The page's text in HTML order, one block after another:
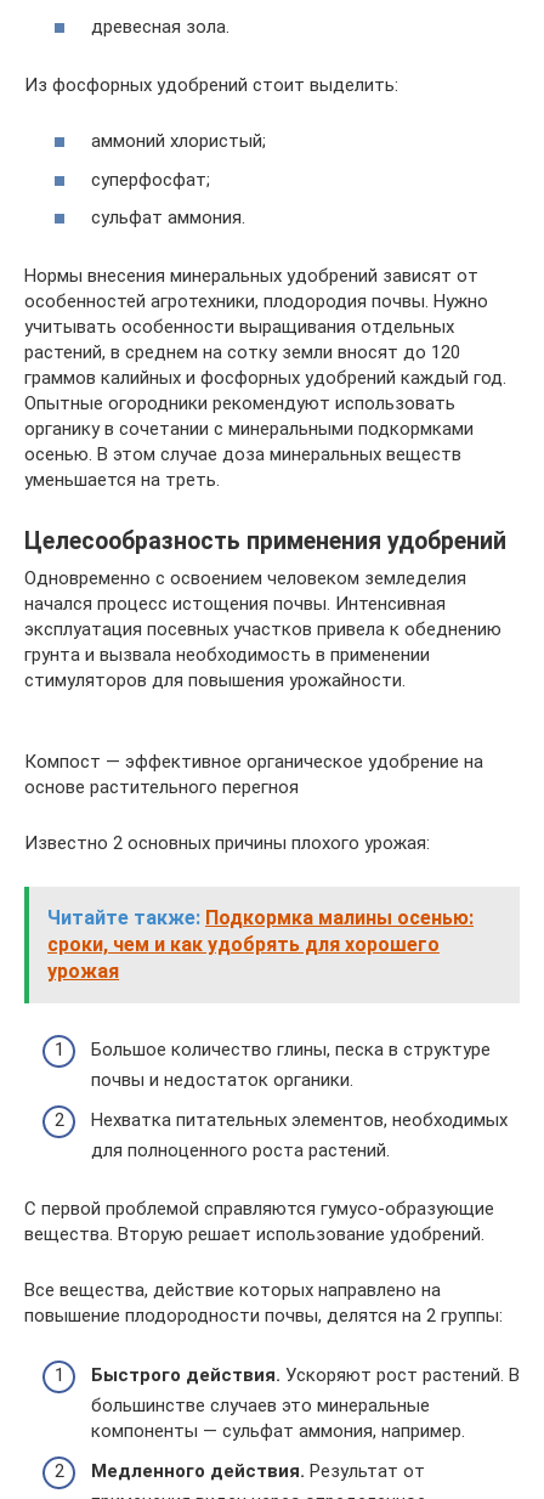
древесная зола.
Из фосфорных удобрений стоит выделить:
аммоний хлористый;
суперфосфат;
сульфат аммония.
Нормы внесения минеральных удобрений зависят от
особенностей агротехники, плодородия почвы. Нужно
учитывать особенности выращивания отдельных
растений, в среднем на сотку земли вносят до 120
граммов калийных и фосфорных удобрений каждый год.
Опытные огородники рекомендуют использовать
органику в сочетании с минеральными подкормками
осенью. В этом случае доза минеральных веществ
уменьшается на треть.
Целесообразность применения удобрений
Одновременно с освоением человеком земледелия
начался процесс истощения почвы. Интенсивная
эксплуатация посевных участков привела к обеднению
грунта и вызвала необходимость в применении
стимуляторов для повышения урожайности.
Компост — эффективное органическое удобрение на
основе растительного перегноя
Известно 2 основных причины плохого урожая:
Читайте также: Подкормка малины осенью:
сроки, чем и как удобрять для хорошего
урожая
Большое количество глины, песка в структуре
почвы и недостаток органики.
Нехватка питательных элементов, необходимых
для полноценного роста растений.
С первой проблемой справляются гумусо-образующие
вещества. Вторую решает использование удобрений.
Все вещества, действие которых направлено на
повышение плодородности почвы, делятся на 2 группы:
Быстрого действия. Ускоряют рост растений. В
большинстве случаев это минеральные
компоненты — сульфат аммония, например.
Медленного действия. Результат от